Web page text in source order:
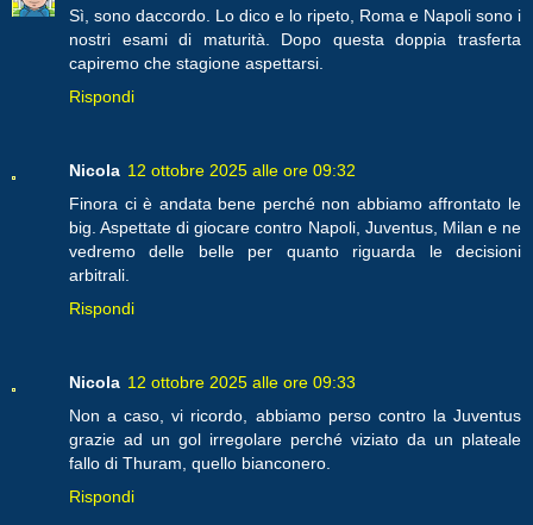
Sì, sono daccordo. Lo dico e lo ripeto, Roma e Napoli sono i
nostri esami di maturità. Dopo questa doppia trasferta
capiremo che stagione aspettarsi.
Rispondi
Nicola 12 ottobre 2025 alle ore 09:32
Finora ci è andata bene perché non abbiamo affrontato le
big. Aspettate di giocare contro Napoli, Juventus, Milan e ne
vedremo delle belle per quanto riguarda le decisioni
arbitrali.
Rispondi
Nicola 12 ottobre 2025 alle ore 09:33
Non a caso, vi ricordo, abbiamo perso contro la Juventus
grazie ad un gol irregolare perché viziato da un plateale
fallo di Thuram, quello bianconero.
Rispondi